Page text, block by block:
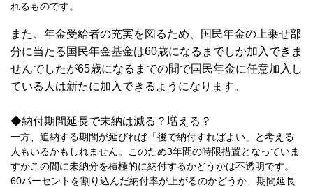
れるものです。
また、年金受給者の充実を図るため、国民年金の上乗せ部
分に当たる国民年金基金は60歳になるまでしか加入できま
せんでしたが65歳になるまでの間で国民年金に任意加入し
ている人は新たに加入できるようになります。
◆納付期間延長で未納は減る？増える？
一方、追納する期間が延びれば「後で納付すればよい」と考える
人もいるかもしれません。このため3年間の時限措置となっていま
すがこの間に未納分を積極的に納付するかどうかは不透明です。
60パーセントを割り込んだ納付率が上がるのかどうか、期間延長